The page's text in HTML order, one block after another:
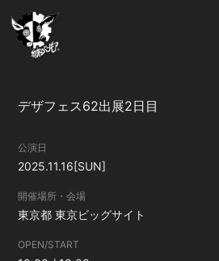
FC.INFO
BLOG
デザフェス62出展2日目
公演日
2025.11.16[SUN]
開催場所・会場
東京都東京ビッグサイト
OPEN/START